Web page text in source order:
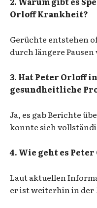
Orloff Krankheit?
Gerüchte entstehen
durch längere
3. Hat Peter Orloff
gesundheitliche
Ja, es gab Berichte
konnte sich
4. Wie geht es
Laut aktuellen
er ist weiterhin in der